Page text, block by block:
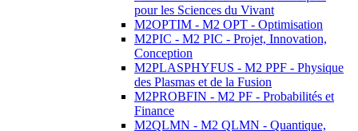
pour les Sciences du Vivant
M2OPTIM - M2 OPT - Optimisation
M2PIC - M2 PIC - Projet, Innovation,
Conception
M2PLASPHYFUS - M2 PPF - Physique
des Plasmas et de la Fusion
M2PROBFIN - M2 PF - Probabilités et
Finance
M2QLMN - M2 QLMN - Quantique,